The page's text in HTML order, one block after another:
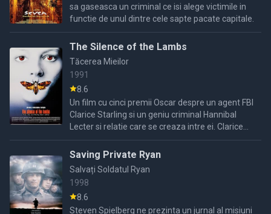
sa gaseasca un criminal ce isi alege victimile in
functie de unul dintre cele sapte pacate capitale.
The Silence of the Lambs
Tăcerea Mieilor
1991
8.6
Un film cu cinci premii Oscar despre un agent FBI
Clarice Starling si un geniu criminal Hannibal
Lecter si relatie care se creaza intre ei. Clarice
incearca sa descope un criminal care a ucis
cateva ...
Saving Private Ryan
Salvați Soldatul Ryan
1998
8.6
Steven Spielberg ne prezinta un jurnal al misiuni